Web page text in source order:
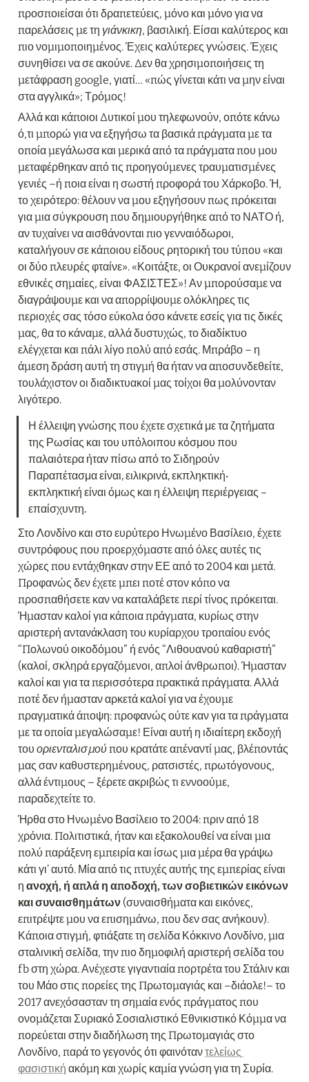
προσποιείσαι ότι δραπετεύεις, μόνο και μόνο για να
παρελάσεις με τη γιάνκικη, βασιλική. Είσαι καλύτερος και
πιο νομιμοποιημένος. Έχεις καλύτερες γνώσεις. Έχεις
συνηθίσει να σε ακούνε. Δεν θα χρησιμοποιήσεις τη
μετάφραση google, γιατί… «πώς γίνεται κάτι να μην είναι
στα αγγλικά»; Τρόμος!
Αλλά και κάποιοι Δυτικοί μου τηλεφωνούν, οπότε κάνω
ό,τι μπορώ για να εξηγήσω τα βασικά πράγματα με τα
οποία μεγάλωσα και μερικά από τα πράγματα που μου
μεταφέρθηκαν από τις προηγούμενες τραυματισμένες
γενιές –ή ποια είναι η σωστή προφορά του Χάρκοβο. Ή,
το χειρότερο: θέλουν να μου εξηγήσουν πως πρόκειται
για μια σύγκρουση που δημιουργήθηκε από το ΝΑΤΟ ή,
αν τυχαίνει να αισθάνονται πιο γενναιόδωροι,
καταλήγουν σε κάποιου είδους ρητορική του τύπου «και
οι δύο πλευρές φταίνε». «Κοιτάξτε, οι Ουκρανοί ανεμίζουν
εθνικές σημαίες, είναι ΦΑΣΙΣΤΕΣ»! Αν μπορούσαμε να
διαγράψουμε και να απορρίψουμε ολόκληρες τις
περιοχές σας τόσο εύκολα όσο κάνετε εσείς για τις δικές
μας, θα το κάναμε, αλλά δυστυχώς, το διαδίκτυο
ελέγχεται και πάλι λίγο πολύ από εσάς. Μπράβο – η
άμεση δράση αυτή τη στιγμή θα ήταν να αποσυνδεθείτε,
τουλάχιστον οι διαδικτυακοί μας τοίχοι θα μολύνονταν
λιγότερο.
Η έλλειψη γνώσης που έχετε σχετικά με τα ζητήματα
της Ρωσίας και του υπόλοιπου κόσμου που
παλαιότερα ήταν πίσω από το Σιδηρούν
Παραπέτασμα είναι, ειλικρινά, εκπληκτική·
εκπληκτική είναι όμως και η έλλειψη περιέργειας –
επαίσχυντη.
Στο Λονδίνο και στο ευρύτερο Ηνωμένο Βασίλειο, έχετε
συντρόφους που προερχόμαστε από όλες αυτές τις
χώρες που εντάχθηκαν στην ΕΕ από το 2004 και μετά.
Προφανώς δεν έχετε μπει ποτέ στον κόπο να
προσπαθήσετε καν να καταλάβετε περί τίνος πρόκειται.
Ήμασταν καλοί για κάποια πράγματα, κυρίως στην
αριστερή αντανάκλαση του κυρίαρχου τροπαίου ενός
“Πολωνού οικοδόμου” ή ενός “Λιθουανού καθαριστή”
(καλοί, σκληρά εργαζόμενοι, απλοί άνθρωποι). Ήμασταν
καλοί και για τα περισσότερα πρακτικά πράγματα. Αλλά
ποτέ δεν ήμασταν αρκετά καλοί για να έχουμε
πραγματικά άποψη: προφανώς ούτε καν για τα πράγματα
με τα οποία μεγαλώσαμε! Είναι αυτή η ιδιαίτερη εκδοχή
του οριενταλισμού που κρατάτε απέναντί μας, βλέποντάς
μας σαν καθυστερημένους, ρατσιστές, πρωτόγονους,
αλλά έντιμους – ξέρετε ακριβώς τι εννοούμε,
παραδεχτείτε το.
Ήρθα στο Ηνωμένο Βασίλειο το 2004: πριν από 18
χρόνια. Πολιτιστικά, ήταν και εξακολουθεί να είναι μια
πολύ παράξενη εμπειρία και ίσως μια μέρα θα γράψω
κάτι γι’ αυτό. Μία από τις πτυχές αυτής της εμπερίας είναι
η ανοχή, ή απλά η αποδοχή, των σοβιετικών εικόνων
και συναισθημάτων (συναισθήματα και εικόνες,
επιτρέψτε μου να επισημάνω, που δεν σας ανήκουν).
Κάποια στιγμή, φτιάξατε τη σελίδα Κόκκινο Λονδίνο, μια
σταλινική σελίδα, την πιο δημοφιλή αριστερή σελίδα του
fb στη χώρα. Ανέχεστε γιγαντιαία πορτρέτα του Στάλιν και
του Μάο στις πορείες της Πρωτομαγιάς και –διάολε!– το
2017 ανεχόσασταν τη σημαία ενός πράγματος που
ονομάζεται Συριακό Σοσιαλιστικό Εθνικιστικό Κόμμα να
πορεύεται στην διαδήλωση της Πρωτομαγιάς στο
Λονδίνο, παρά το γεγονός ότι φαινόταν τελείως
φασιστική ακόμη και χωρίς καμία γνώση για τη Συρία.